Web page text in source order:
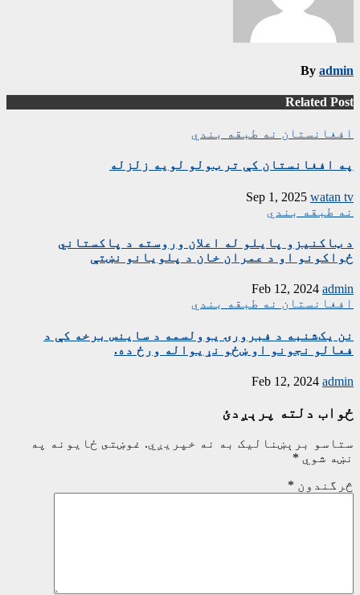
By admin
Related Post
افغانستان نه طبقه بندي
په افغانستان کې تر ټولو لویه زلزله
Sep 1, 2025 watan tv
نه طبقه بندي
د ټاکنیزو پایلو له اعلان وروسته د پاکستاني
ځواکونو او د عمران خان د پلویانو نښتې
Feb 12, 2024 admin
افغانستان نه طبقه بندي
نن یک‌شنبه د فبرورۍ یوولسمه د ساینس برخه کې د
فعالو نجونو او ښځو نړیواله ورځ ده.
Feb 12, 2024 admin
ځواب دلته پرېږدئ
ستاسو برېښناليک به نه خپريږي. غوښتى ځایونه په
نښه شوي *
څرگندون *